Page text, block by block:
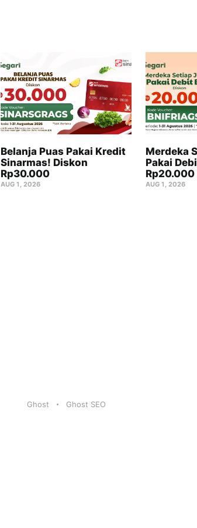
Belanja Puas Pakai Kredit
Sinarmas! Diskon
Rp30.000
AUG 1, 2026
Merdeka
Pakai
Rp20.000
AUG 1, 2026
Ghost Ghost SEO